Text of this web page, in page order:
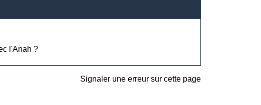
l'Anah ?
Signaler une erreur sur cette page